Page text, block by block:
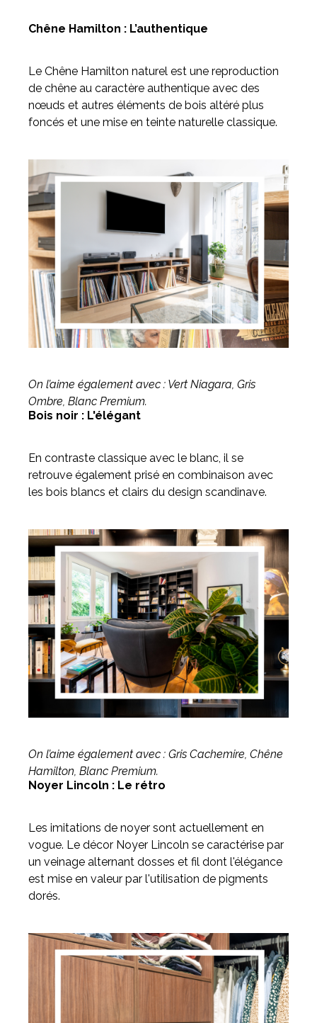
Chêne Hamilton : L’authentique
Le Chêne Hamilton naturel est une reproduction
de chêne au caractère authentique avec des
nœuds et autres éléments de bois altéré plus
foncés et une mise en teinte naturelle classique.
On l’aime également avec : Vert Niagara, Gris
Ombre, Blanc Premium.
Bois noir : L'élégant
En contraste classique avec le blanc, il se
retrouve également prisé en combinaison avec
les bois blancs et clairs du design scandinave.
On l’aime également avec : Gris Cachemire, Chêne
Hamilton, Blanc Premium.
Noyer Lincoln : Le rétro
Les imitations de noyer sont actuellement en
vogue. Le décor Noyer Lincoln se caractérise par
un veinage alternant dosses et fil dont l'élégance
est mise en valeur par l'utilisation de pigments
dorés.